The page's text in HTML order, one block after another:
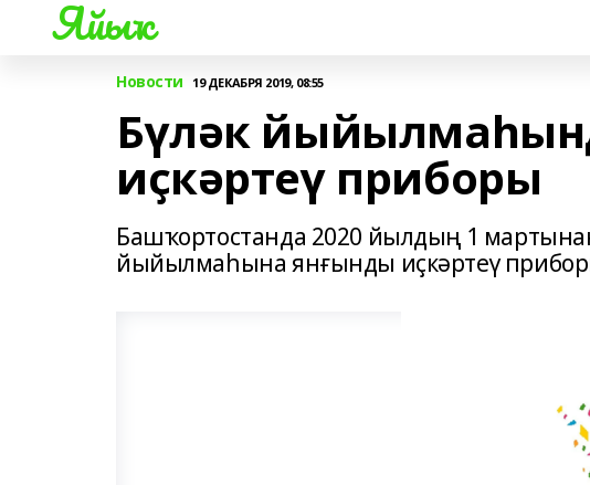
Яйыҡ
Новости 19 ДЕКАБРЯ 2019, 08:55
Бүләк
иҫкәртеү приборы
Башҡортостанда 2020 йылдың 1
йыйылмаһына янғынды иҫкәртеү